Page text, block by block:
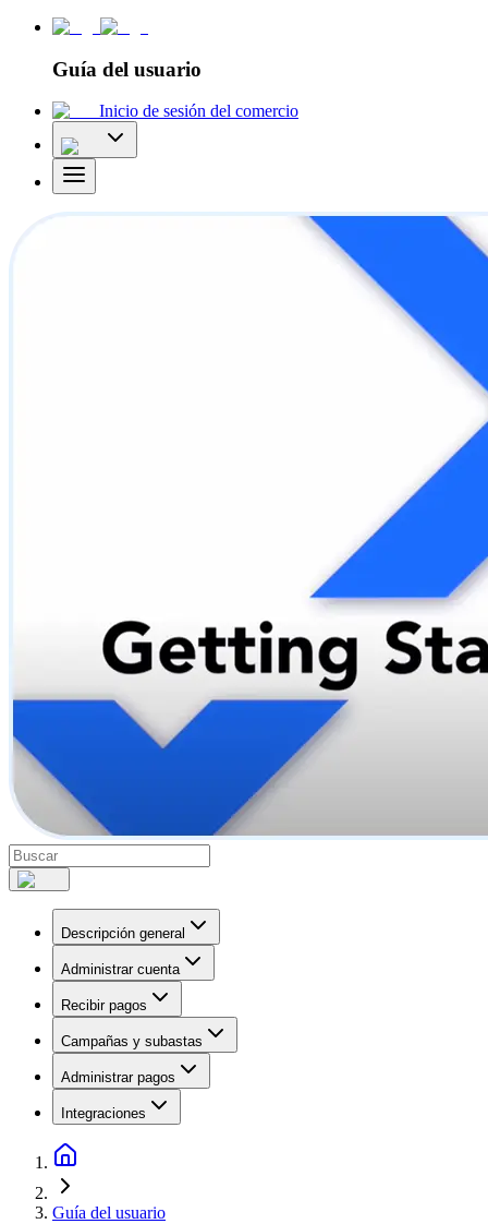
Guía del usuario
Inicio de sesión del comercio
Descripción general
Administrar cuenta
Recibir pagos
Campañas y subastas
Administrar pagos
Integraciones
Guía del usuario